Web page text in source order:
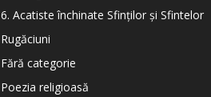
6. Acatiste închinate Sfinților și Sfintelor
Rugăciuni
Fără categorie
Poezia religioasă